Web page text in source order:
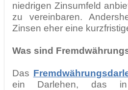
niedrigen Zinsumfeld
zu vereinbaren.
Zinsen eher eine
Was sind
Das
ein Darlehen, das in